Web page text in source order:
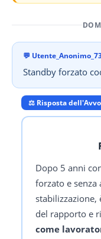
💬
Standby forzato
⚖️ Risposta
Dopo 5 anni
forzato e
stabilizzazione,
del rapporto e
come